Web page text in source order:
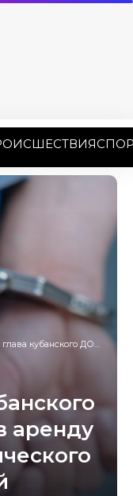
сдавал в аренду тир для патриотического воспитания детей
аренду